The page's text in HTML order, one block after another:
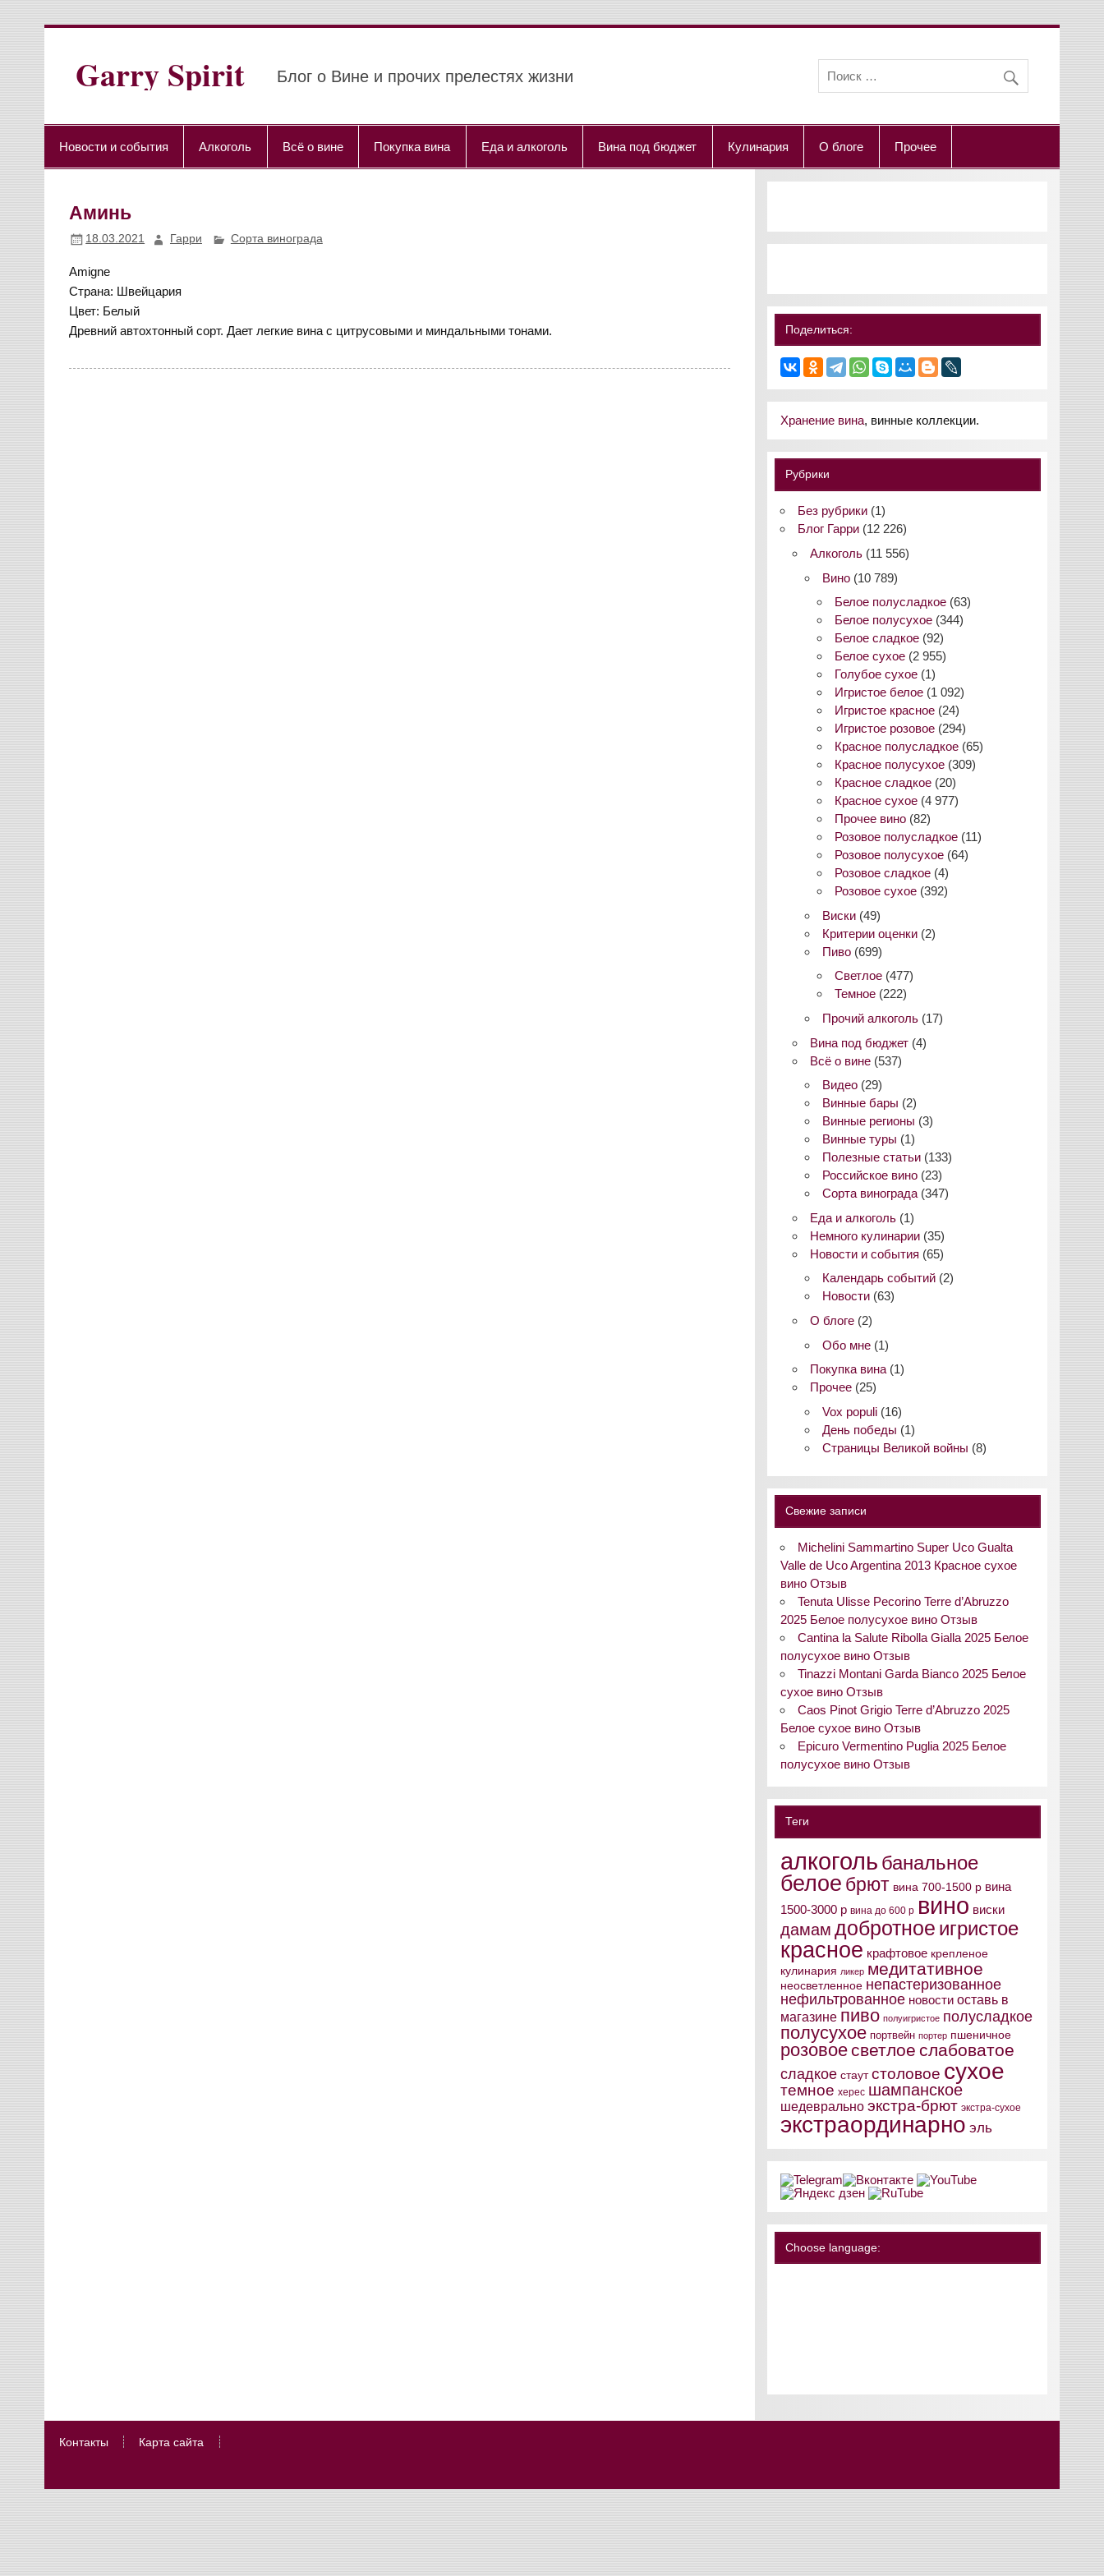
Перейти
Garry Spirit Блог о Вине и прочих прелестях жизни
Новости и события Алкоголь Всё о вине Покупка вина Еда и алкоголь Вина под бюджет Кулинария О блоге Прочее
Аминь
18.03.2021 Гарри Сорта винограда
Amigne
Страна: Швейцария
Цвет: Белый
Древний автохтонный сорт. Дает легкие вина с цитрусовыми и миндальными тонами.
Поделиться:
Хранение вина, винные коллекции.
Рубрики
Без рубрики(1)
Блог Гарри(12 226)
Алкоголь (11 556)
Вино (10 789)
Белое полусладкое (63)
Белое полусухое (344)
Белое сладкое (92)
Белое сухое (2 955)
Голубое сухое (1)
Игристое белое (1 092)
Игристое красное (24)
Игристое розовое (294)
Красное полусладкое (65)
Красное полусухое (309)
Красное сладкое (20)
Красное сухое (4 977)
Прочее вино (82)
Розовое полусладкое (11)
Розовое полусухое (64)
Розовое сладкое (4)
Розовое сухое (392)
Виски (49)
Критерии оценки (2)
Пиво (699)
Светлое (477)
Темное (222)
Прочий алкоголь (17)
Вина под бюджет (4)
Всё о вине (537)
Видео (29)
Винные бары (2)
Винные регионы (3)
Винные туры (1)
Полезные статьи (133)
Российское вино (23)
Сорта винограда (347)
Еда и алкоголь (1)
Немного кулинарии (35)
Новости и события (65)
Календарь событий (2)
Новости (63)
О блоге (2)
Обо мне (1)
Покупка вина (1)
Прочее (25)
Vox populi (16)
День победы (1)
Страницы Великой войны (8)
Свежие записи
Michelini Sammartino Super Uco Gualta
Valle de Uco Argentina 2013 Красное сухое
вино Отзыв
Tenuta Ulisse Pecorino Terre d’Abruzzo
2025 Белое полусухое вино Отзыв
Cantina la Salute Ribolla Gialla 2025 Белое
полусухое вино Отзыв
Tinazzi Montani Garda Bianco 2025 Белое
сухое вино Отзыв
Caos Pinot Grigio Terre d’Abruzzo 2025
Белое сухое вино Отзыв
Epicuro Vermentino Puglia 2025 Белое
полусухое вино Отзыв
Теги
алкоголь банальное
белое брют вина 700-1500 р вина
1500-3000 р вина до 600 р вино виски
дамам добротное игристое
красное крафтовое крепленое
кулинария ликер медитативное
неосветленное непастеризованное
нефильтрованное новости оставь в
магазине пиво полуигристое полусладкое
полусухое портвейн портер пшеничное
розовоесветлое слабоватое
сладкое стаут столовое сухое
темное херес шампанское
шедеврально экстра-брют экстра-сухое
экстраординарно эль
Choose language:
Контакты Карта сайта